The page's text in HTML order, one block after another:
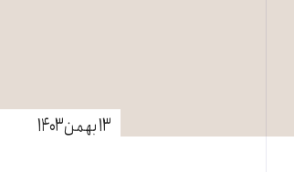
۱۳ بهمن ۱۴۰۳